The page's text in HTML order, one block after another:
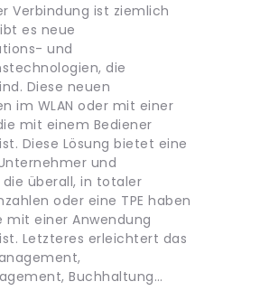
Verbindung ist ziemlich
es neue
und
die
Diese neuen
im WLAN oder mit einer
mit einem Bediener
Diese Lösung bietet eine
und
überall, in totaler
oder eine TPE haben
mit einer Anwendung
Letzteres erleichtert das
Buchhaltung…